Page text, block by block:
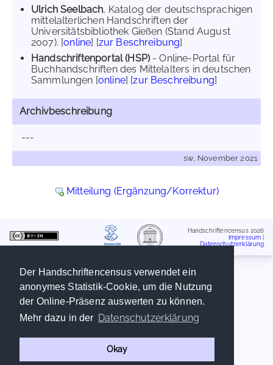
Der Handschriftencensus verwendet ein
anonymes Statistik-Cookie, um die Nutzung
der Online-Präsenz auswerten zu können.
Mehr dazu in der Datenschutzerklärung
Okay
Ulrich Seelbach, Katalog der deutschsprachigen
mittelalterlichen Handschriften der
Universitätsbibliothek Gießen (Stand August
2007). [online] [zur Beschreibung]
Handschriftenportal (HSP)- Online-Portal für
Buchhandschriften des Mittelalters in deutschen
Sammlungen [online] [zur Beschreibung]
Archivbeschreibung
---
sw, November 2021
Mitteilung (Ergänzung/Korrektur)
Handschriftencensus 2026
Impressum
Datenschutzerklärung